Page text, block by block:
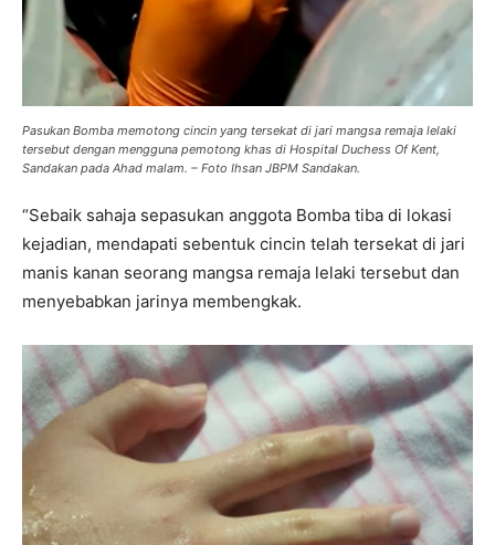
Pasukan Bomba memotong cincin yang tersekat di jari mangsa remaja lelaki
tersebut dengan mengguna pemotong khas di Hospital Duchess Of Kent,
Sandakan pada Ahad malam. – Foto Ihsan JBPM Sandakan.
“Sebaik sahaja sepasukan anggota Bomba tiba di lokasi
kejadian, mendapati sebentuk cincin telah tersekat di jari
manis kanan seorang mangsa remaja lelaki tersebut dan
menyebabkan jarinya membengkak.